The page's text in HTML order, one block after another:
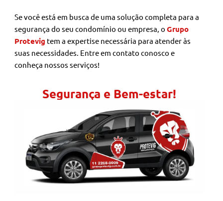
Se você está em busca de uma solução completa para a
segurança do seu condomínio ou empresa, oGrupo
Protevig tem a expertise necessária para atender às
suas necessidades. Entre em contato conosco e
conheça nossos serviços!
Segurança e Bem-estar!